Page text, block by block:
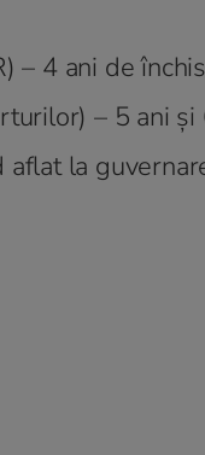
– 4 ani de
– 5 ani
la